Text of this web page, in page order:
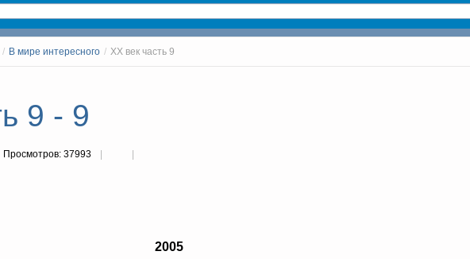
/ В мире интересного / ХХ век часть 9
9 - 9
Просмотров: 37993
2005